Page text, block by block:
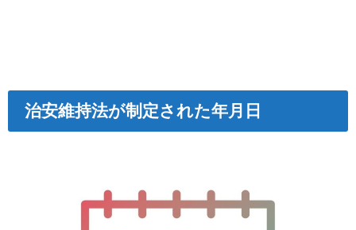
治安維持法が制定された年月日